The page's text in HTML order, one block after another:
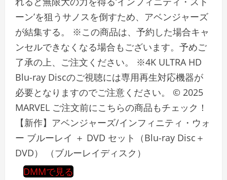
ーン’を狙うサノスを倒すため、アベンジャーズ
が結集する。 ※この商品は、予約した場合キャ
ンセルできなくなる場合もございます。予めご
了承の上、ご注文ください。 ※4K ULTRA HD
Blu-ray Discのご視聴には専用再生対応機器が
必要となりますのでご注意ください。 © 2025
MARVEL ご注文前にこちらの商品もチェック！
【新作】アベンジャーズ/インフィニティ・ウォ
ー ブルーレイ ＋ DVD セット（Blu-ray Disc＋
DVD） （ブルーレイディスク）
DMMで見る